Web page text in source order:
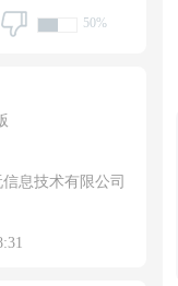
50%
息技术有限公司